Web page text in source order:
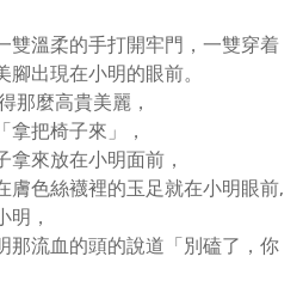
雙溫柔的手打開牢門，一雙穿着
出現在小明的眼前。
那麼高貴美麗，
拿把椅子來」，
來放在小明面前，
膚色絲襪裡的玉足就在小明眼前,
明，
那流血的頭的說道「別磕了，你